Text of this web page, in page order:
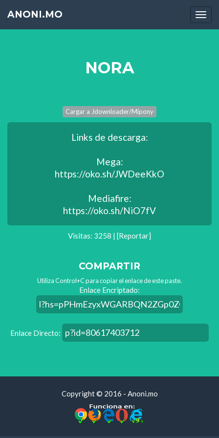
ANONI.MO
NORA
Links de descarga:
Mega:
https://oko.sh/JWDeeKkO
Mediafire:
https://oko.sh/NiO7fV
Visitas: 3258 | [Reportar]
COMPARTIR
Utiliza Control+C para copiar el enlace de este paste.
Enlace Encriptado:
Enlace Directo:
Copyright © 2016 - Anoni.mo